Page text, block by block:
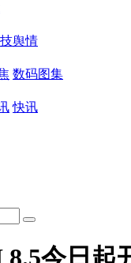
舆情
数码图集
快讯